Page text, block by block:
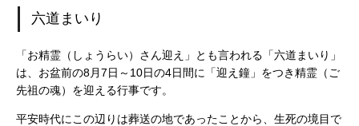
六道まいり
「お精霊（しょうらい）さん迎え」とも言われる「六道まいり」
は、お盆前の8月7日～10日の4日間に「迎え鐘」をつき精霊（ご
先祖の魂）を迎える行事です。
平安時代にこの辺りは葬送の地であったことから、生死の境目で